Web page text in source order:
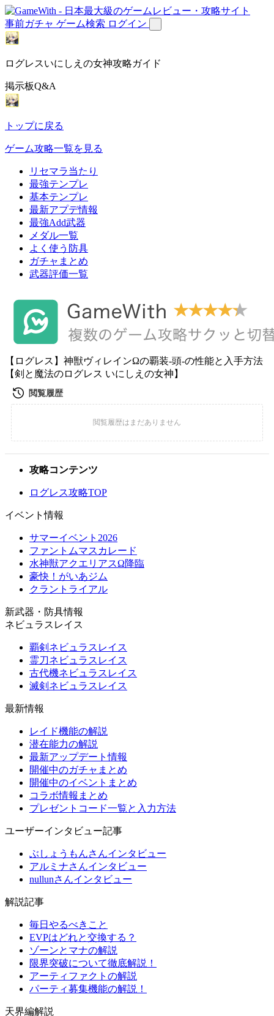
事前ガチャ ゲーム検索 ログイン
ログレスいにしえの女神攻略ガイド
掲示板Q&A
トップに戻る
ゲーム攻略一覧を見る
リセマラ当たり
最強テンプレ
基本テンプレ
最新アプデ情報
最強Add武器
メダル一覧
よく使う防具
ガチャまとめ
武器評価一覧
【ログレス】神獣ヴィレインΩの覇装-頭-の性能と入手方法
【剣と魔法のログレス いにしえの女神】
攻略コンテンツ
ログレス攻略TOP
イベント情報
サマーイベント2026
ファントムマスカレード
水神獣アクエリアスΩ降臨
豪快！がいあジム
クラントライアル
新武器・防具情報
ネビュラスレイス
覇剣ネビュラスレイス
霊刀ネビュラスレイス
古代機ネビュラスレイス
滅剣ネビュラスレイス
最新情報
レイド機能の解説
潜在能力の解説
最新アップデート情報
開催中のガチャまとめ
開催中のイベントまとめ
コラボ情報まとめ
プレゼントコード一覧と入力方法
ユーザーインタビュー記事
ぶしょうもんさんインタビュー
アルミナさんインタビュー
nullunさんインタビュー
解説記事
毎日やるべきこと
EVPはどれと交換する？
ゾーンとマナの解説
限界突破について徹底解説！
アーティファクトの解説
パーティ募集機能の解説！
天界編解説